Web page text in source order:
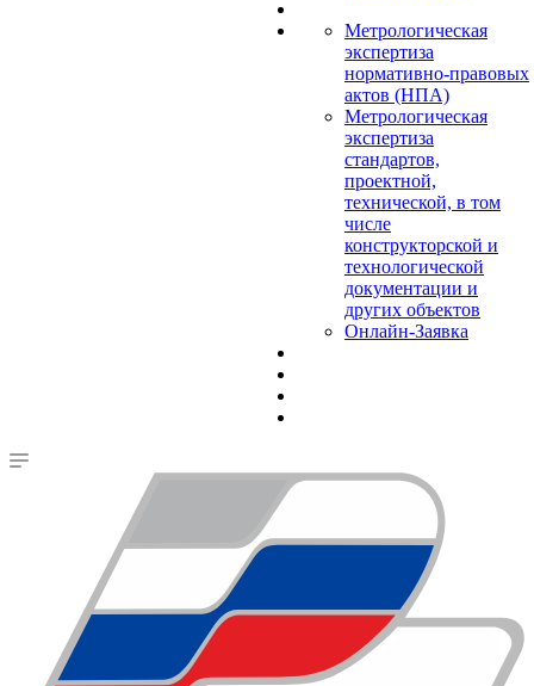
Метрологическая
экспертиза
нормативно-правовых
актов (НПА)
Метрологическая
экспертиза
стандартов,
проектной,
технической, в том
числе
конструкторской и
технологической
документации и
других объектов
Онлайн-Заявка